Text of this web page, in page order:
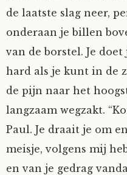
de laatste slag neer,
onderaan je billen
van de borstel. Je
hard als je kunt in de
de pijn naar het
langzaam wegzakt.
Paul. Je draait je om
meisje, volgens mij
en van je gedrag